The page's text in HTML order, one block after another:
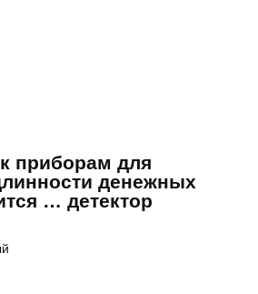
приборам для
денежных
… детектор